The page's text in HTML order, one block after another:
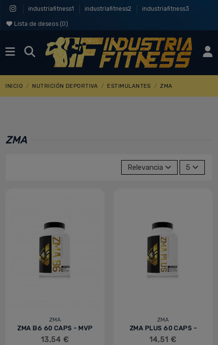
industriafitness1 industriafitness2 industriafitness3
Lista de deseos (0)
INICIO NUTRICIÓN DEPORTIVA ESTIMULANTES ZMA
ZMA
Relevancia 5
ZMA
ZMA B6 60 CAPS - MVP
- IOGENIX
13,54 €
ZMA
ZMA PLUS 60 CAPS -
MVP - IOGENIX
14,51 €